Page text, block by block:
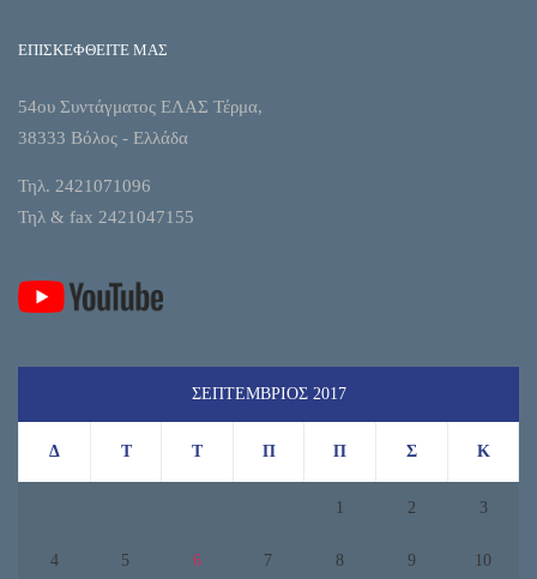
ΕΠΙΣΚΕΦΘΕΙΤΕ ΜΑΣ
54ου Συντάγματος ΕΛΑΣ Τέρμα,
38333 Βόλος - Ελλάδα
Τηλ. 2421071096
Τηλ & fax 2421047155
ΣΕΠΤΈΜΒΡΙΟΣ 2017
Δ Τ Τ Π Π Σ Κ
1 2 3
4 5 6 7 8 9 10